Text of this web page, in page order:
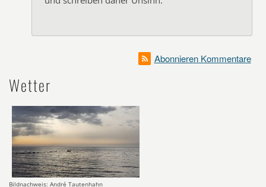
Abonnieren Kommentare
Wetter
Bildnachweis: André Tautenhahn